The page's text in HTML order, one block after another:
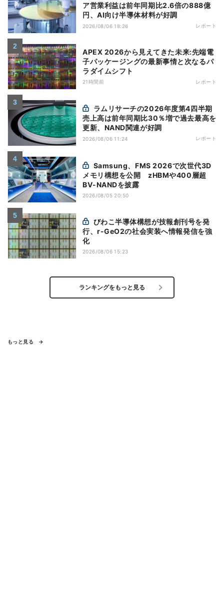
ア営業利益は前年同期比2.6倍の888億
円、AI向け半導体材料が好調
2026/08/06 18:26 レポート
APEX 2026から見えてきた未来:先端電
子パッケージングの最新事情と次なるパ
ラダイムシフト
21時間前 レポート
売上高は前年同期比30％増で過去最高を
更新、NAND関連が好調
2026/08/06 11:24 レポート
メモリ構想を公開 zHBMや400層超
BV-NANDを披露
2026/08/05 20:50
行、r-GeO2の社会実装へ情報発信を強
化
2026/08/06 15:23
ランキングをもっと見る
もっと見る